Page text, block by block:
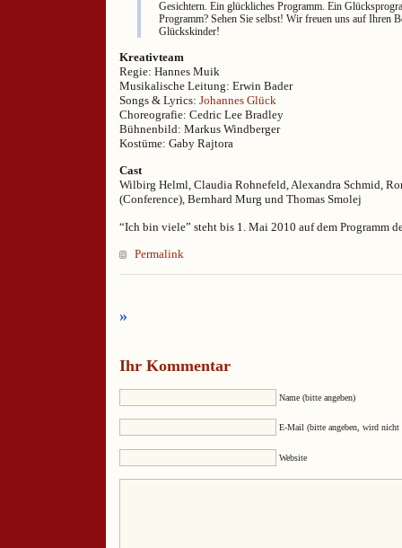
Gesichtern. Ein glückliches Programm. Ein
Programm? Sehen Sie selbst! Wir freuen uns auf Ihren
Glückskinder!
Kreativteam
Regie: Hannes Muik
Musikalische Leitung: Erwin Bader
Songs & Lyrics: Johannes Glück
Choreografie: Cedric Lee Bradley
Bühnenbild: Markus Windberger
Kostüme: Gaby Rajtora
Cast
Wilbirg Helml, Claudia Rohnefeld, Alexandra Schmid,
(Conference), Bernhard Murg und Thomas Smolej
“Ich bin viele” steht bis 1. Mai 2010 auf dem Programm
Permalink
»
Ihr Kommentar
Name (bitte angeben)
E-Mail (bitte angeben, wird nicht
Website